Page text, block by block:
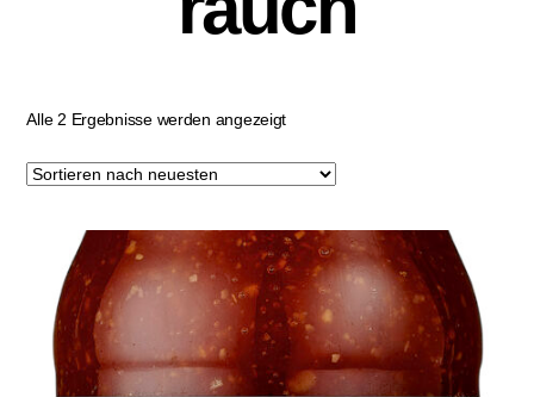
Alle 2 Ergebnisse werden angezeigtNach
sortiert